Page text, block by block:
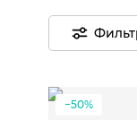
−50%